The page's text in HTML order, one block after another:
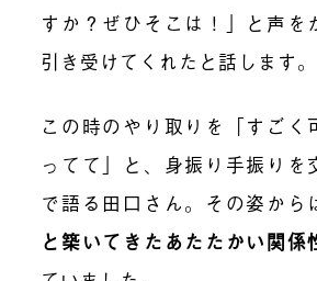
すか？ぜひそこは！」と声を
引き受けてくれたと話します。
この時のやり取りを「すごく
ってて」と、身振り手振りを
で語る田口さん。その姿から
と築いてきたあたたかい関係